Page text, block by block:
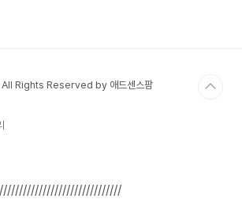
Rights Reserved by 애드센스팜